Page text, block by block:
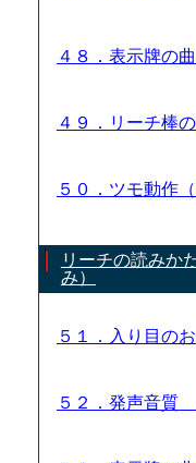
４８．表示牌の
４９．リーチ棒
５０．ツモ動作
リーチの読みか
み）
５１．入り目の
５２．発声音質